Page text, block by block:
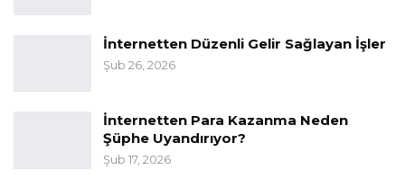
İnternetten Düzenli Gelir Sağlayan İşler
Şub 26, 2026
İnternetten Para Kazanma Neden
Şüphe Uyandırıyor?
Şub 17, 2026